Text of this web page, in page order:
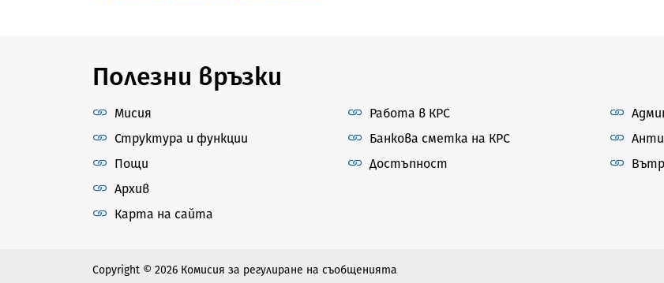
Полезни връзки
Мисия
Структура и функции
Пощи
Архив
Карта на сайта
Работа в КРС
Банкова сметка на КРС
Достъпност
Copyright © 2026 Комисия за регулиране на съобщенията